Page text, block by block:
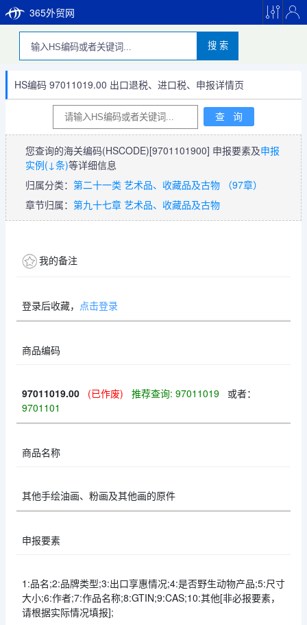
365外贸网
搜 索
HS编码 97011019.00 出口退税、进口税、申报详情页
您查询的海关编码(HSCODE)[9701101900] 申报要素及申报
实例(↓条)等详细信息
归属分类： 第二十一类 艺术品、收藏品及古物 （97章）
章节归属： 第九十七章 艺术品、收藏品及古物
我的备注
登录后收藏， 点击登录
商品编码
97011019.00 (已作废) 推荐查询: 97011019 或者：
9701101
商品名称
其他手绘油画、粉画及其他画的原件
申报要素
1:品名;2:品牌类型;3:出口享惠情况;4:是否野生动物产品;5:尺寸
大小;6:作者;7:作品名称;8:GTIN;9:CAS;10:其他[非必报要素，
请根据实际情况填报];